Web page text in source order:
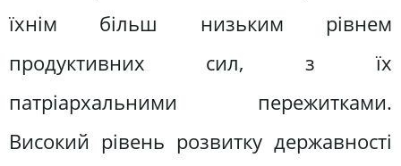
їхнім більш низьким рівнем
продуктивних сил, з їх
патріархальними пережитками.
Високий рівень розвитку державності